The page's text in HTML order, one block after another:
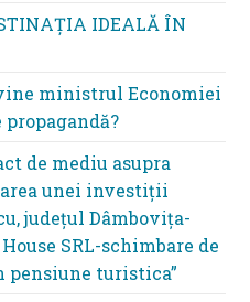
IDEALĂ ÎN
vine ministrul Economiei
de mediu asupra
unei investiții
județul Dâmbovița-
SRL-schimbare de
turistica”